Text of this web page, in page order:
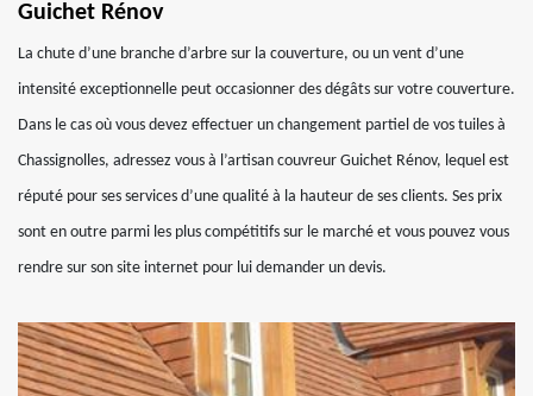
Guichet Rénov
La chute d’une branche d’arbre sur la couverture, ou un vent d’une
intensité exceptionnelle peut occasionner des dégâts sur votre couverture.
Dans le cas où vous devez effectuer un changement partiel de vos tuiles à
Chassignolles, adressez vous à l’artisan couvreur Guichet Rénov, lequel est
réputé pour ses services d’une qualité à la hauteur de ses clients. Ses prix
sont en outre parmi les plus compétitifs sur le marché et vous pouvez vous
rendre sur son site internet pour lui demander un devis.